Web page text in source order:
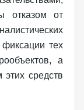
отказом от
тех
а
средств